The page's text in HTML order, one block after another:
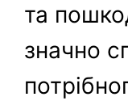
та
значно